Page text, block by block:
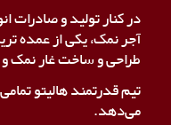
در کنار تولید و
آجر نمک، یکی از عمده
طراحی و ساخت غار نمک
تیم قدرتمند هالیتو
می‌دهد.